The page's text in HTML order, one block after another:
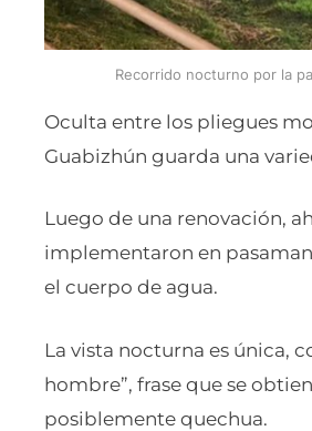
Recorrido nocturno por la
Oculta entre los pliegues
Guabizhún guarda una
Luego de una renovación,
implementaron en
el cuerpo de agua.
La vista nocturna es única,
hombre”, frase que se
posiblemente quechua.